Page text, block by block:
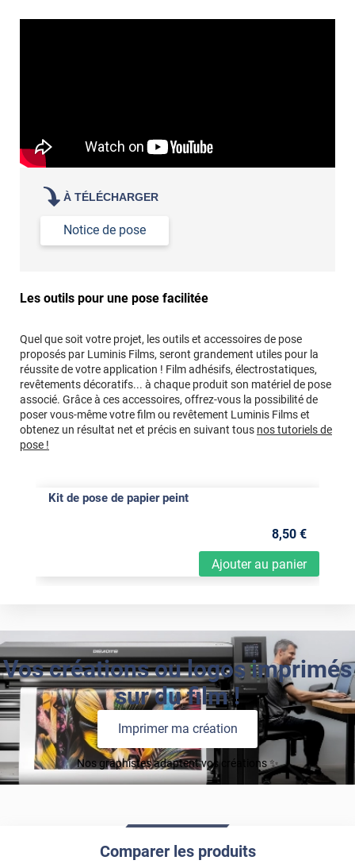
À TÉLÉCHARGER
Notice de pose
Les outils pour une pose facilitée
Quel que soit votre projet, les outils et accessoires de pose
proposés par Luminis Films, seront grandement utiles pour la
réussite de votre application ! Film adhésifs, électrostatiques,
revêtements décoratifs... à chaque produit son matériel de pose
associé. Grâce à ces accessoires, offrez-vous la possibilité de
poser vous-même votre film ou revêtement Luminis Films et
obtenez un résultat net et précis en suivant tous nos tutoriels de
pose !
Kit de pose de papier peint
Ajouter au panier
8,50 €
Vos créations ou logos imprimés
sur du film !
Imprimer ma création
Nos graphistes adaptent vos créations ✨
Comparer les produits